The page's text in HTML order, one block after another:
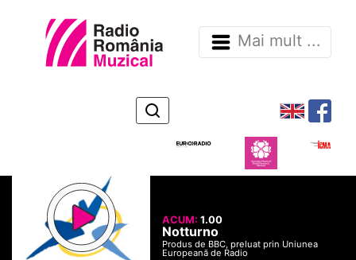
Mai mult ...
ACUM:1.00
Notturno
Produs de BBC, preluat prin Uniunea
Europeană de Radio